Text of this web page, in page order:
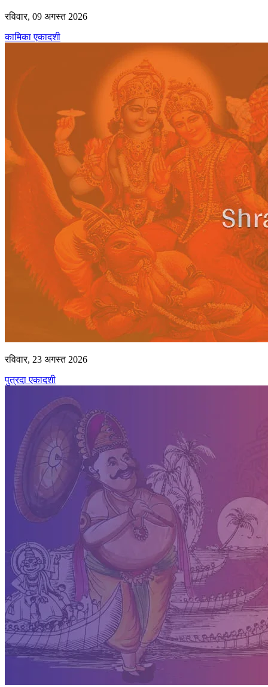
रविवार, 09 अगस्त 2026
कामिका एकादशी
रविवार, 23 अगस्त 2026
पुत्रदा एकादशी